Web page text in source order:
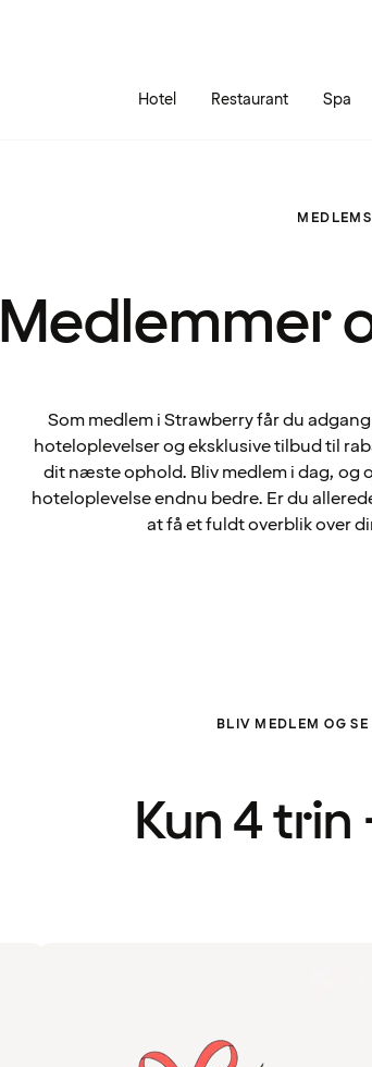
Hotel Restaurant Spa
Medlemmer
Som medlem i Strawberry får du
hoteloplevelser og eksklusive tilbud til
dit næste ophold. Bliv medlem i dag, og
hoteloplevelse endnu bedre. Er du
at få et fuldt overblik over
BLIV MEDLEM OG
Kun 4